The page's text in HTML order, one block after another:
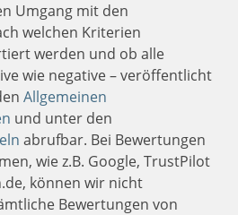
Umgang mit den
welchen Kriterien
werden und ob alle
wie negative – veröffentlicht
Allgemeinen
und unter den
abrufbar. Bei Bewertungen
wie z.B. Google, TrustPilot
können wir nicht
Bewertungen von